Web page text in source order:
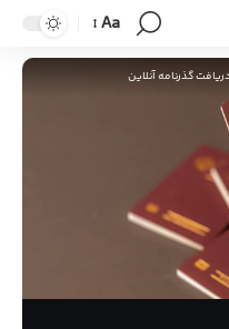
Aa
گذرنامه آنلاین